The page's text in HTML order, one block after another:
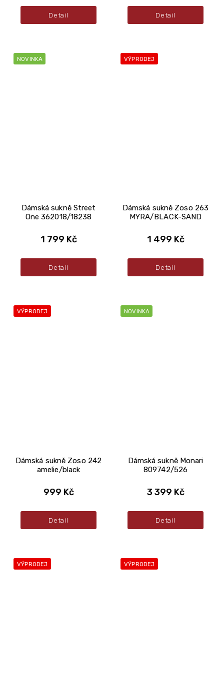
Detail Detail
NOVINKA
Dámská sukně Street
One 362018/18238
1 799 Kč
Detail
VÝPRODEJ
Dámská sukně Zoso 263
MYRA/BLACK-SAND
1 499 Kč
Detail
VÝPRODEJ
Dámská sukně Zoso 242
amelie/black
999 Kč
Detail
NOVINKA
Dámská sukně Monari
809742/526
3 399 Kč
Detail
VÝPRODEJ VÝPRODEJ